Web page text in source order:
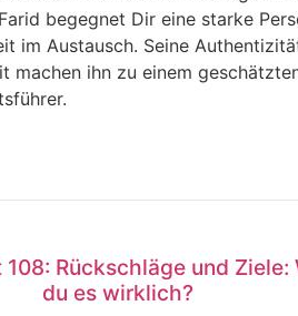
begegnet Dir eine starke
im Austausch. Seine
machen ihn zu einem
Rückschläge und
du es wirklich?